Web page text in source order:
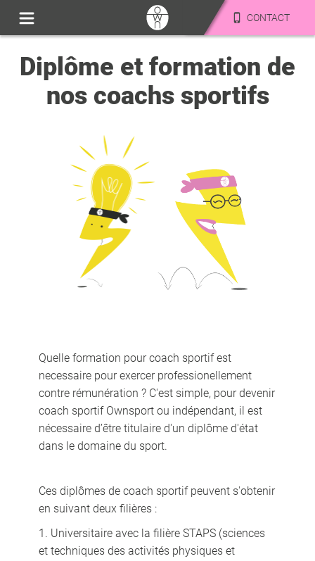
CONTACT
Diplôme et formation de
nos coachs sportifs
Quelle formation pour coach sportif est
necessaire pour exercer professionellement
contre rémunération ? C'est simple, pour devenir
coach sportif Ownsport ou indépendant, il est
nécessaire d’être titulaire d'un diplôme d'état
dans le domaine du sport.
Ces diplômes de coach sportif peuvent s'obtenir
en suivant deux filières :
1. Universitaire avec la filière STAPS (sciences
et techniques des activités physiques et